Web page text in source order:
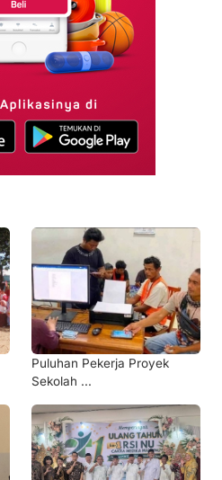
Puluhan Pekerja Proyek
Sekolah ...